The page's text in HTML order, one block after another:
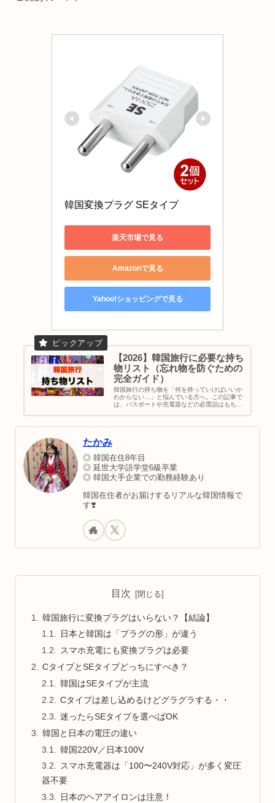
韓国変換プラグ SEタイプ
楽天市場で見る
Amazonで見る
Yahoo!ショッピングで見る
【2026】韓国旅行に必要な持ち
物リスト（忘れ物を防ぐための
完全ガイド）
韓国旅行の持ち物を「何を持っていけばいいか
わからない…」と悩んでいる方へ。この記事で
は、パスポートや充電器などの必需品はもちろ
たかみ
◎ 韓国在住8年目
◎ 延世大学語学堂6級卒業
◎ 韓国大手企業での勤務経験あり
韓国在住者がお届けするリアルな韓国情報で
す❣️
目次
韓国旅行に変換プラグはいらない？【結論】
日本と韓国は「プラグの形」が違う
スマホ充電にも変換プラグは必要
CタイプとSEタイプどっちにすべき？
韓国はSEタイプが主流
Cタイプは差し込めるけどグラグラする・・
迷ったらSEタイプを選べばOK
韓国と日本の電圧の違い
韓国220V／日本100V
スマホ充電器は「100〜240V対応」が多く変圧
器不要
日本のヘアアイロンは注意！